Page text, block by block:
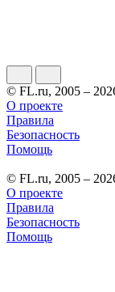
© FL.ru, 2005 –
О проекте
Правила
Безопасность
Помощь
© FL.ru, 2005 –
О проекте
Правила
Безопасность
Помощь